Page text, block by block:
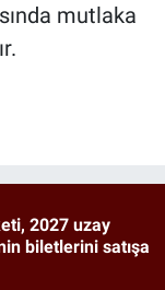
mutlaka
2027 uzay
biletlerini satışa